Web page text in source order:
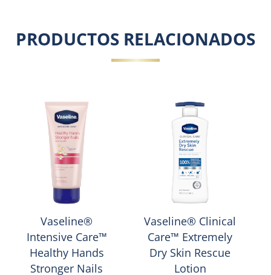
PRODUCTOS RELACIONADOS
Vaseline®
Intensive Care™
Healthy Hands
Stronger Nails
Vaseline® Clinical
Care™ Extremely
Dry Skin Rescue
Lotion